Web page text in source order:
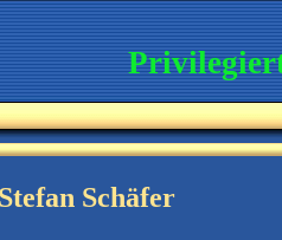
Schäfer